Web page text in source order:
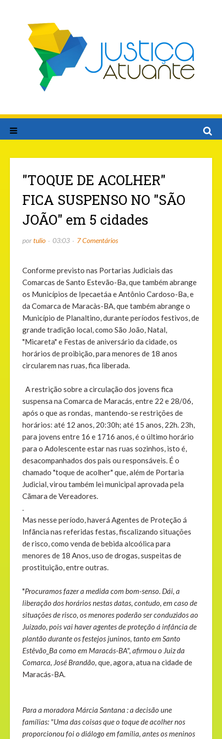
"TOQUE DE ACOLHER"
FICA SUSPENSO NO "SÃO
JOÃO" em 5 cidades
portulio 03:03 7 Comentários
Conforme previsto nas Portarias Judiciais das
Comarcas de Santo Estevão-Ba, que também abrange
os Municípios de Ipecaetáa e Antônio Cardoso-Ba, e
da Comarca de Maracàs-BA, que também abrange o
Município de Planaltino, durante períodos festivos, de
grande tradição local, como São João, Natal,
"Micareta" e Festas de aniversário da cidade, os
horários de proibição, para menores de 18 anos
circularem nas ruas, fica liberada.
A restrição sobre a circulação dos jovens fica
suspensa na Comarca de Maracás, entre 22 e 28/06,
após o que as rondas, mantendo-se restrições de
horários: até 12 anos, 20:30h; até 15 anos, 22h. 23h,
para jovens entre 16 e 1716 anos, é o último horário
para o Adolescente estar nas ruas sozinhos, isto é,
desacompanhados dos pais ou responsáveis. É o
chamado "toque de acolher" que, além de Portaria
Judicial, virou também lei municipal aprovada pela
Cãmara de Vereadores.
.
Mas nesse período, haverá Agentes de Proteção á
Infãncia nas referidas festas, fiscalizando situações
de risco, como venda de bebida alcoólica para
menores de 18 Anos, uso de drogas, suspeitas de
prostituição, entre outras.
"Procuramos fazer a medida com bom-senso. Dái, a
liberação dos horários nestas datas, contudo, em caso de
situações de risco, os menores poderão ser conduzidos ao
Juizado, pois vai haver agentes de proteção á infância de
plantão durante os festejos juninos, tanto em Santo
Estêvão_Ba como em Maracás-BA", afirmou o Juiz da
Comarca, José Brandão, que, agora, atua na cidade de
Maracás-BA.
Para a moradora Márcia Santana : a decisão une
famílias: "Uma das coisas que o toque de acolher nos
proporcionou foi o diálogo em família, antes os meninos